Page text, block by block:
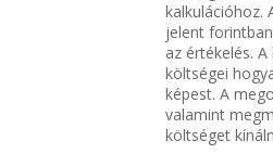
kalkulációhoz.
jelent
az értékelés.
költségei
képest. A
valamint
költséget